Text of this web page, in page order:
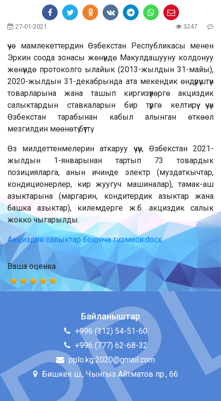
27-01-2021 3247
үчө мамлекеттердин Өзбекстан Республикасы менен
Эркин соода зонасы жөнүндө Макулдашууну колдонуу
жөнүндө протоколго ылайык (2013-жылдын 31-майы),
2020-жылдын 31-декабрында ата мекендик өндүрүштүн
товарларына жана ташып киргизүүлөргө акциздик
салыктардын ставкаларын бир түргө келтирүү үчүн
Өзбекстан тарабынан кабыл алынган өткөөл
мезгилдин мөөнөтү бүттү.
Өз милдеттенмелерин аткаруу үчүн, Өзбекстан 2021-
жылдын 1-январынан тартып 73 товардык
позицияларга, анын ичинде электр (муздаткычтар,
кондиционерлер, кир жуугуч машиналар), тамак-аш
азыктарына (маргарин, кондитердик азыктар жана
башка азыктар), килемдерге ж.б. акциздик салык
жокко чыгарылды.
Акциздик салыктар боюнча тизмеси.docx
Ваша оценка
Байланыштар
+996 (312) 54-51-60
+996 (777) 62-68-32
pplo.kg.2020@gmail.com
Бишкек ш., Чынгыз Айтматов пр., 66